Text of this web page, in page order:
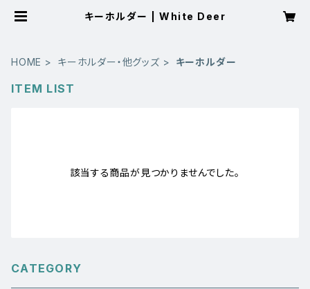
キーホルダー | White Deer
HOME キーホルダー・他グッズ キーホルダー
ITEM LIST
該当する商品が見つかりませんでした。
CATEGORY